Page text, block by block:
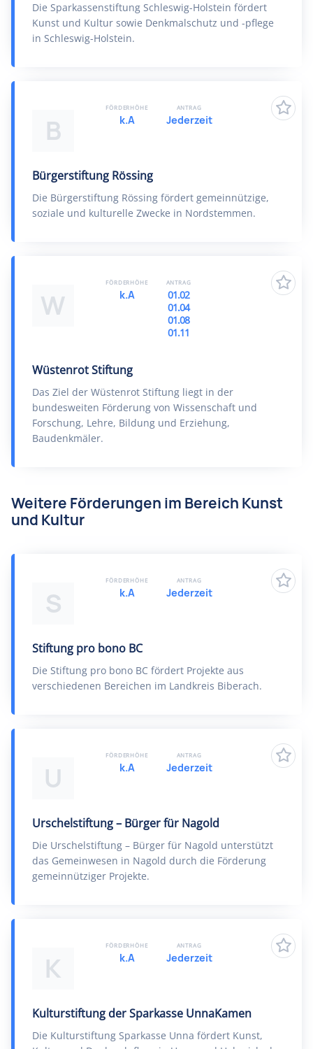
Die Sparkassenstiftung Schleswig-Holstein fördert
Kunst und Kultur sowie Denkmalschutz und -pflege
in Schleswig-Holstein.
B
Bürgerstiftung Rössing
Die Bürgerstiftung Rössing fördert gemeinnützige,
soziale und kulturelle Zwecke in Nordstemmen.
FÖRDERHÖHE
k.A
ANTRAG
Jederzeit
W
Wüstenrot Stiftung
Das Ziel der Wüstenrot Stiftung liegt in der
bundesweiten Förderung von Wissenschaft und
Forschung, Lehre, Bildung und Erziehung,
Baudenkmäler.
FÖRDERHÖHE
k.A
ANTRAG
01.02
01.04
01.08
01.11
Weitere Förderungen im Bereich Kunst
und Kultur
S
Stiftung pro bono BC
Die Stiftung pro bono BC fördert Projekte aus
verschiedenen Bereichen im Landkreis Biberach.
FÖRDERHÖHE
k.A
ANTRAG
Jederzeit
U
Urschelstiftung – Bürger für Nagold
Die Urschelstiftung – Bürger für Nagold unterstützt
das Gemeinwesen in Nagold durch die Förderung
gemeinnütziger Projekte.
FÖRDERHÖHE
k.A
ANTRAG
Jederzeit
K
Kulturstiftung der Sparkasse UnnaKamen
Die Kulturstiftung Sparkasse Unna fördert Kunst,
FÖRDERHÖHE
k.A
ANTRAG
Jederzeit